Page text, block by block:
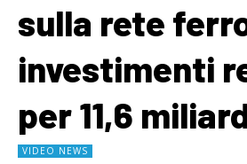
sulla rete
investimenti
per 11,6
VIDEO NEWS